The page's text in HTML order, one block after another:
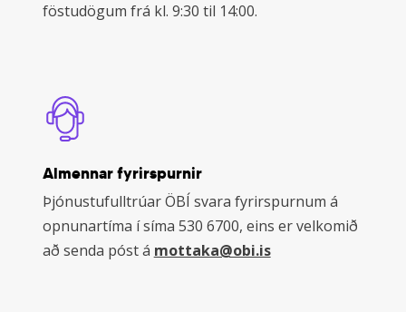
föstudögum frá kl. 9:30 til 14:00.
Almennar fyrirspurnir
Þjónustufulltrúar ÖBÍ svara fyrirspurnum á
opnunartíma í síma 530 6700, eins er velkomið
að senda póst á mottaka@obi.is